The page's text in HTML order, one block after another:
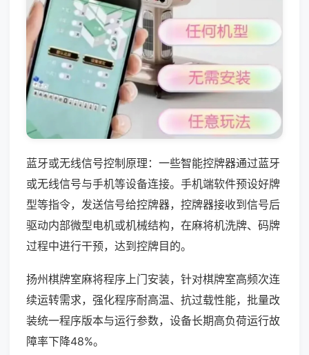
蓝牙或无线信号控制原理：一些智能控牌器通过蓝牙
或无线信号与手机等设备连接。手机端软件预设好牌
型等指令，发送信号给控牌器，控牌器接收到信号后
驱动内部微型电机或机械结构，在麻将机洗牌、码牌
过程中进行干预，达到控牌目的。
扬州棋牌室麻将程序上门安装，针对棋牌室高频次连
续运转需求，强化程序耐高温、抗过载性能，批量改
装统一程序版本与运行参数，设备长期高负荷运行故
障率下降48%。